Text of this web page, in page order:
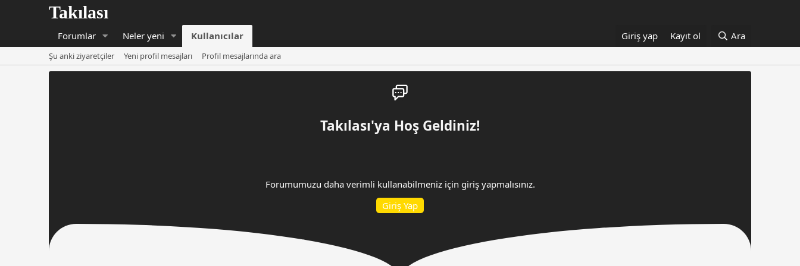
Forumlar Neler yeni Kullanıcılar Giriş yap Kayıt ol Ara
Şu anki ziyaretçiler Yeni profil mesajları Profil mesajlarında ara
Takılası'ya Hoş Geldiniz!
Forumumuzu daha verimli kullanabilmeniz için giriş yapmalısınız.
Giriş Yap